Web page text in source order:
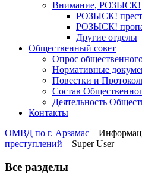
Внимание, РОЗЫСК!
РОЗЫСК!
РОЗЫСК!
Другие отделы
Общественный совет
Опрос
Нормативные
Повестки и
Состав
Деятельность
Контакты
ОМВД по г. Арзамас –
преступлений – Super User
Все разделы